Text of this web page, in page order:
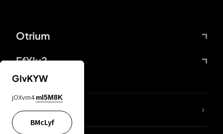
Otrium
FfYIy2
ZbBJcb
GIvKYW
jOXvm4 mI5M8K
BMcLyf